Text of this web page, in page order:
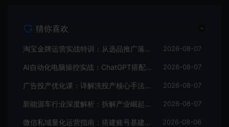
猜你喜欢
淘宝金牌运营实战特训：从选品推广落地爆款打造，店铺运营全链路拆解 2026-08-07
AI自动化电脑操控实战：ChatGPT搭配Codex，一键指令远程自动操控电脑完成工作 2026-08-07
广告投产优化课：详解洗投产核心手法，落地多场景投放提效增收方案 2026-08-07
新能源车行业深度解析：拆解产业崛起根源，剖析行业内卷与海外贸易争端现状 2026-08-07
微信私域量化运营指南：搭建账号基建打造热号，脱敏风控规避运营各类高危风险 2026-08-06